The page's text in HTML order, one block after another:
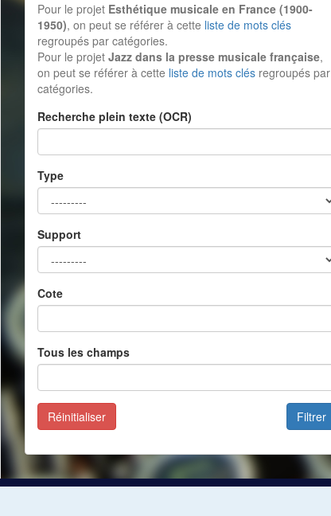
Pour le projet Esthétique musicale en France (1900-
1950), on peut se référer à cette liste de mots clés
regroupés par catégories.
Pour le projet Jazz dans la presse musicale française,
on peut se référer à cette liste de mots clés regroupés par
catégories.
Recherche plein texte (OCR)
Type
Support
Cote
Tous les champs
Filtrer
Réinitialiser